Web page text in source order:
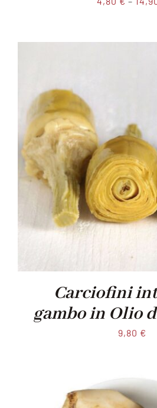
Carciofini
gambo in Olio
9,80 €